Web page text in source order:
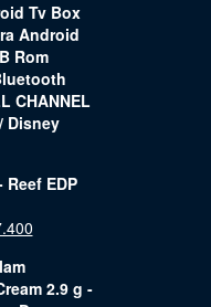
Tv Box
Android
Rom
CHANNEL
Disney
Reef EDP
2.9 g -